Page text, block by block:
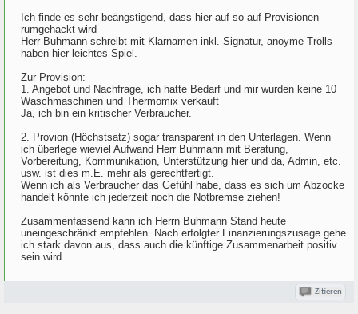
Ich finde es sehr beängstigend, dass hier auf so auf Provisionen
rumgehackt wird
Herr Buhmann schreibt mit Klarnamen inkl. Signatur, anoyme Trolls
haben hier leichtes Spiel.
Zur Provision:
1. Angebot und Nachfrage, ich hatte Bedarf und mir wurden keine 10
Waschmaschinen und Thermomix verkauft
Ja, ich bin ein kritischer Verbraucher.
2. Provion (Höchstsatz) sogar transparent in den Unterlagen. Wenn
ich überlege wieviel Aufwand Herr Buhmann mit Beratung,
Vorbereitung, Kommunikation, Unterstützung hier und da, Admin, etc.
usw. ist dies m.E. mehr als gerechtfertigt.
Wenn ich als Verbraucher das Gefühl habe, dass es sich um Abzocke
handelt könnte ich jederzeit noch die Notbremse ziehen!
Zusammenfassend kann ich Herrn Buhmann Stand heute
uneingeschränkt empfehlen. Nach erfolgter Finanzierungszusage gehe
ich stark davon aus, dass auch die künftige Zusammenarbeit positiv
sein wird.
Zitieren